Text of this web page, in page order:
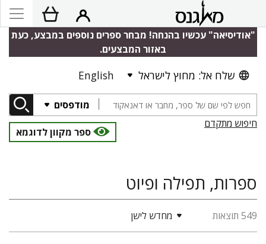
"אודיסיאה" עכשיו בהנחה! מבחר ספרים נוספים במבצע, כעת
באזור המבצעים.
שלח אל: מחוץ לישראל English
מודפסים
חיפוש מתקדם
ספר מקוון לדוגמא
ספרות, תפילה ופיוט
549 תוצאות מחדש לישן